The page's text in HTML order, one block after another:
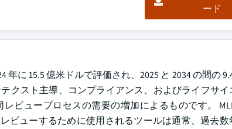
ード
15.5 億米ドルで評価され、2025 と 2034 の間の
クスト主導、コンプライアンス、およびライフサイ
ビュープロセスの需要の増加によるものです。
ビューするために使用されるツールは通常、過去数